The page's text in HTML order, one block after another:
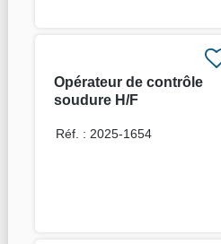
Opérateur de contrôle
soudure H/F
Réf. : 2025-1654